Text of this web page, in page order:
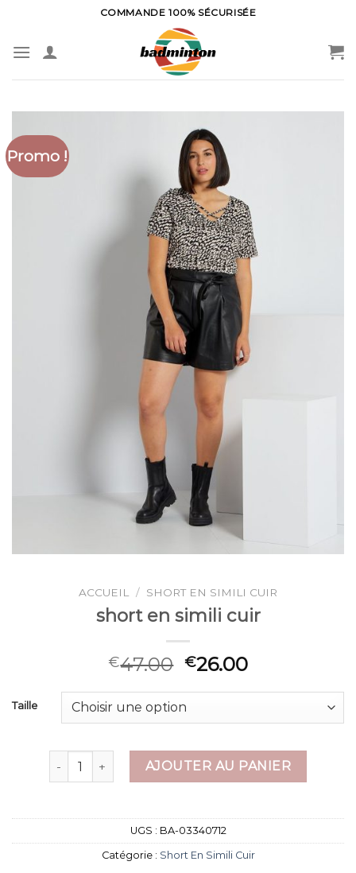
content
COMMANDE 100% SÉCURISÉE
Promo !
ACCUEIL / SHORT EN SIMILI CUIR
short en simili cuir
€47.00 €26.00
Taille
quantité de short en simili cuir
AJOUTER AU PANIER
UGS : BA-03340712
Catégorie : Short En Simili Cuir